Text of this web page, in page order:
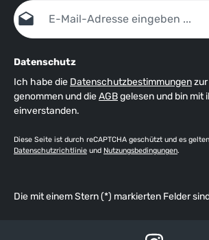
E-Mail-Adresse*
Datenschutz
Ich habe die Datenschutzbestimmungen
genommen und dieAGBgelesen und bin mit
einverstanden.
Diese Seite ist durch reCAPTCHA geschützt und es
Datenschutzrichtlinie und Nutzungsbedingungen.
Die mit einem Stern (*) markierten Felder